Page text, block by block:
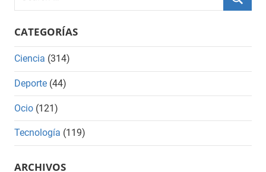
for:
CATEGORÍAS
Ciencia (314)
Deporte (44)
Ocio (121)
Tecnología (119)
ARCHIVOS